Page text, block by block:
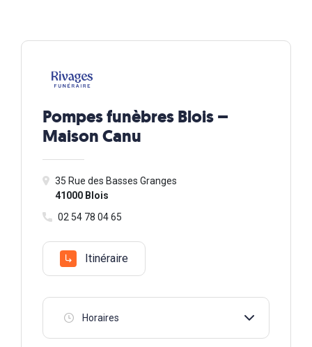
Pompes funèbres Blois –
Maison Canu
35 Rue des Basses Granges
41000 Blois
02 54 78 04 65
Itinéraire
Horaires